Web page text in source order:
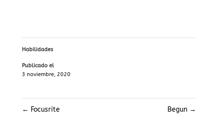
Habilidades
Publicado el
3 noviembre, 2020
← Focusrite Begun →